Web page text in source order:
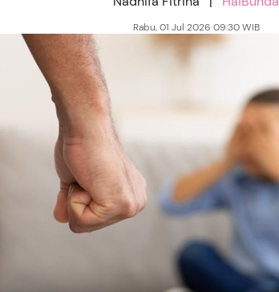
Rabu, 01 Jul 2026 09:30 WIB